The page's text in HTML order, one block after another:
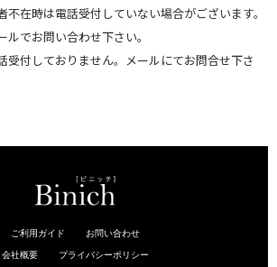
在時は電話受付していない場合がございます。
でお問い合わせ下さい。
付しておりません。メールにてお問合せ下さ